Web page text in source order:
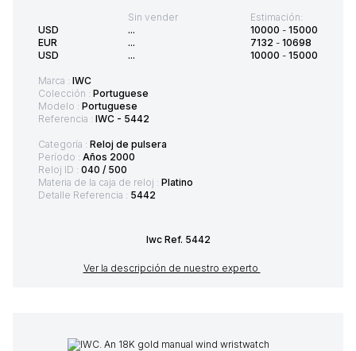
USD
EUR
USD
Sin vender
...
...
...
Estimación:
10000 - 15000
7132 - 10698
10000 - 15000
Marca : IWC
Colección : Portuguese
Modelo : Portuguese
Referencia : IWC - 5442
Categoría : Reloj de pulsera
Período : Años 2000
Reloj ID : 040 / 500
Materia de la caja de reloj : Platino
Detalle Referencia : 5442
Iwc Ref. 5442
Ver la descripción de nuestro experto